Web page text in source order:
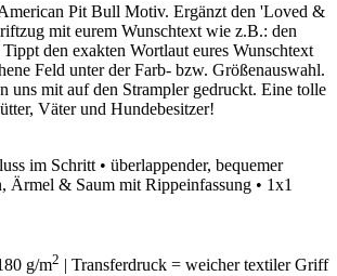
Pit Bull Motiv. Ergänzt den 'Loved &
mit eurem Wunschtext wie z.B.: den
den exakten Wortlaut eures Wunschtext
Feld unter der Farb- bzw. Größenauswahl.
uns mit auf den Strampler gedruckt. Eine tolle
Väter und Hundebesitzer!
im Schritt • überlappender, bequemer
Ärmel & Saum mit Rippeinfassung • 1x1
g/m2 | Transferdruck = weicher textiler Griff